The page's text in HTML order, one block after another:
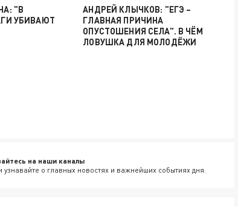
"В
УБИВАЮТ
АНДРЕЙ КЛЫЧКОВ: "ЕГЭ –
ГЛАВНАЯ ПРИЧИНА
ОПУСТОШЕНИЯ СЕЛА". В ЧЁМ
ЛОВУШКА ДЛЯ МОЛОДЁЖИ
на наши каналы
узнавайте о главных новостях и важнейших событиях дня.